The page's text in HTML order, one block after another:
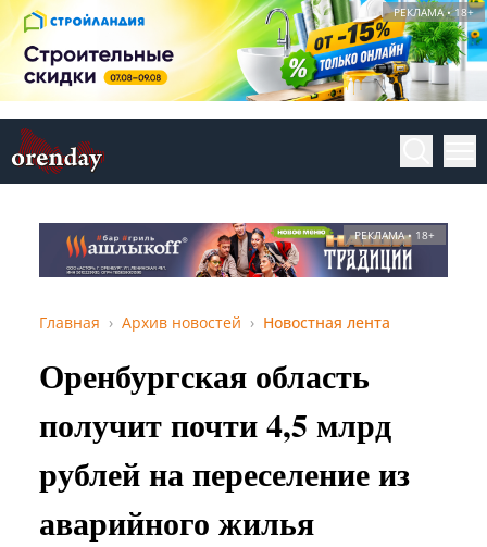
РЕКЛАМА • 18+
РЕКЛАМА • 18+
Главная Архив новостей Новостная лента
Оренбургская область
получит почти 4,5 млрд
рублей на переселение из
аварийного жилья